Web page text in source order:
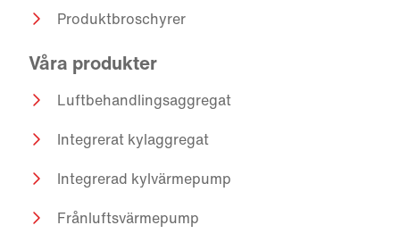
Produktbroschyrer
Våra produkter
Luftbehandlingsaggregat
Integrerat kylaggregat
Integrerad kylvärmepump
Frånluftsvärmepump